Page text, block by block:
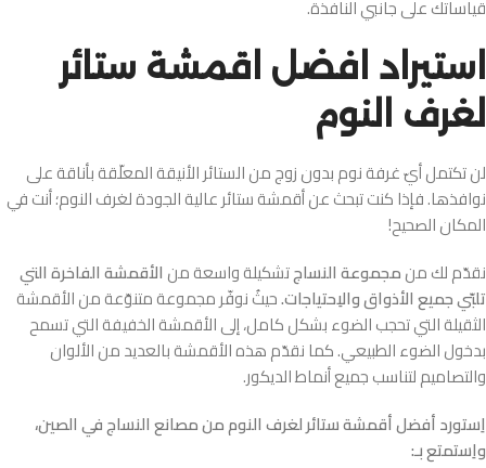
قياساتك على جانبي النافذة.
استيراد افضل اقمشة ستائر
لغرف النوم
لن تكتمل أيّ غرفة نوم بدون زوج من الستائر الأنيقة المعلّقة بأناقة على
نوافذها. فإذا كنت تبحث عن أقمشة ستائر عالية الجودة لغرف النوم؛ أنت في
المكان الصحيح!
نقدّم لك منمجموعة النساجتشكيلة واسعة من الأقمشة الفاخرة التي
تلبّي جميع الأذواق والاِحتياجات.حيثُ نوفّر مجموعة متنوّعة من الأقمشة
الثقيلة التي تحجب الضوء بشكل كامل، إلى الأقمشة الخفيفة التي تسمح
بدخول الضوء الطبيعي. كما نقدّم هذه الأقمشة بالعديد من الألوان
والتصاميم لتناسب جميع أنماط الديكور.
اِستورد أفضل أقمشة ستائر لغرف النوم من مصانع النساج في الصين،
واِستمتع بـ: